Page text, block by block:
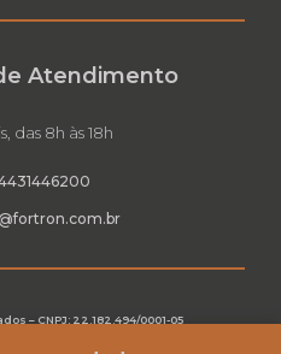
Atendimento
das 8h às 18h
– CNPJ: 22.182.494/0001-05